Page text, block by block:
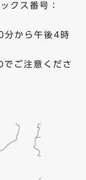
クス番号：
から午後4時
でご注意くださ